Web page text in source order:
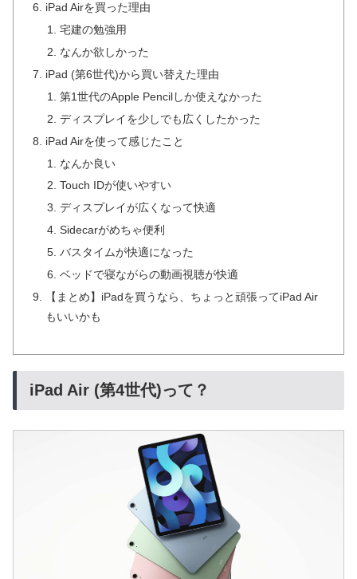
iPad Airを買った理由
宅建の勉強用
なんか欲しかった
iPad (第6世代)から買い替えた理由
第1世代のApple Pencilしか使えなかった
ディスプレイを少しでも広くしたかった
iPad Airを使って感じたこと
なんか良い
Touch IDが使いやすい
ディスプレイが広くなって快適
Sidecarがめちゃ便利
バスタイムが快適になった
ベッドで寝ながらの動画視聴が快適
【まとめ】iPadを買うなら、ちょっと頑張ってiPad Air
もいいかも
iPad Air (第4世代)って？